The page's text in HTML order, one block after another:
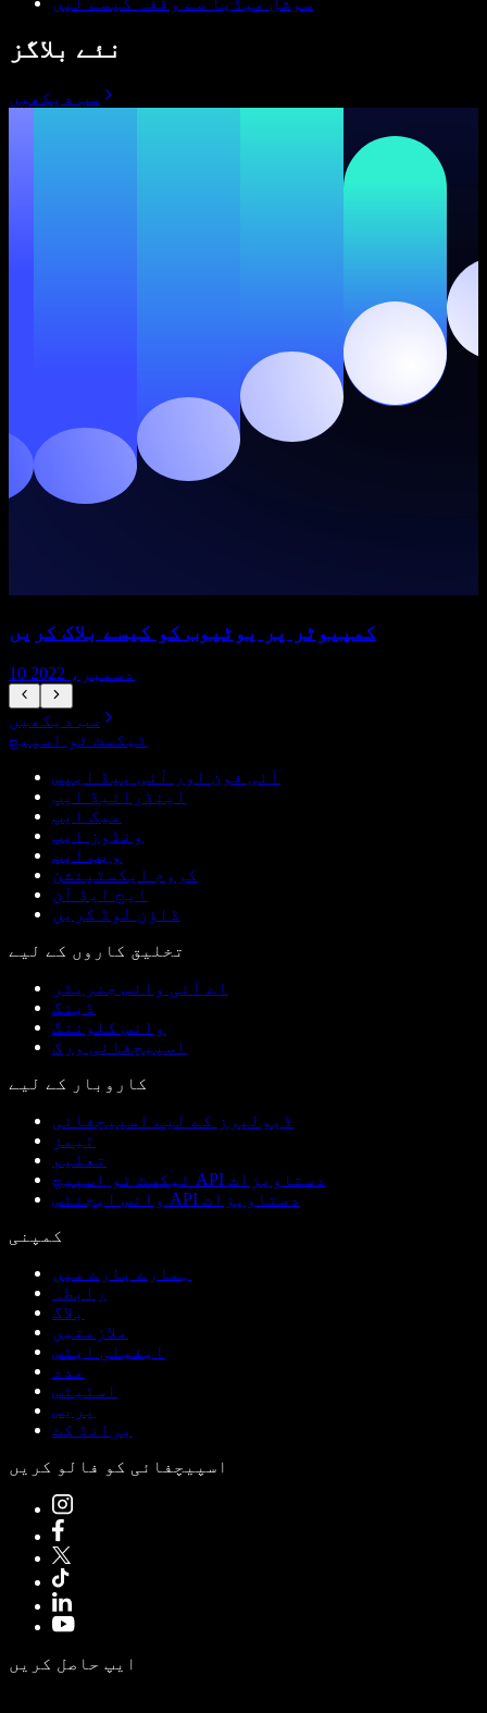
نئے بلاگز
سب دیکھیں
کمپیوٹر پر یوٹیوب کو کیسے بلاک کریں
10 دسمبر، 2022
سب دیکھیں
ٹیکسٹ ٹو اسپیچ
آئی فون اور آئی پیڈ ایپس
اینڈرائیڈ ایپ
میک ایپ
ونڈوز ایپ
ویب ایپ
کروم ایکسٹینشن
ایج ایڈ آن
ڈاؤن لوڈ کریں
تخلیق کاروں کے لیے
اے آئی وائس جنریٹر
ڈبنگ
وائس کلوننگ
اسپیچفائی ورک
کاروبار کے لیے
ڈیولپرز کے لیے اسپیچفائی
ٹیمز
تعلیم
ٹیکسٹ ٹو اسپیچ API دستاویزات
وائس ایجنٹس API دستاویزات
کمپنی
ہمارے بارے میں
رابطہ
بلاگ
ملازمتیں
ایفیلی ایٹس
مدد
اسٹیٹس
پریس
برانڈ کٹ
اسپیچفائی کو فالو کریں
ایپ حاصل کریں